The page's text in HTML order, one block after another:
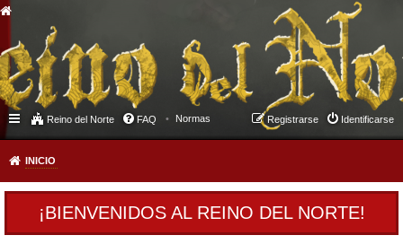
Reino del Norte FAQ Normas Identificarse
Registrarse
INICIO
¡BIENVENIDOS AL REINO DEL NORTE!